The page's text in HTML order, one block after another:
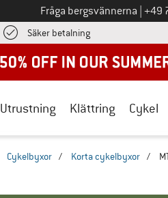
Fråga bergsvännerna Ring
+49
Säker betalningHitta
Utrustning Klättring Cykel
Cykelbyxor / Korta cykelbyxor /